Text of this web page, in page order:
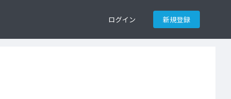
ログイン 新規登録